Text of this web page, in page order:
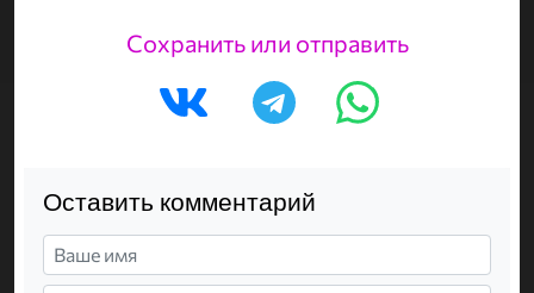
Сохранить или отправить
Оставить комментарий